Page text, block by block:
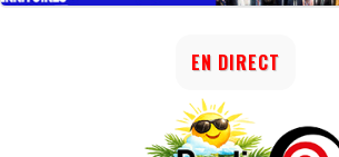
EN DIRECT